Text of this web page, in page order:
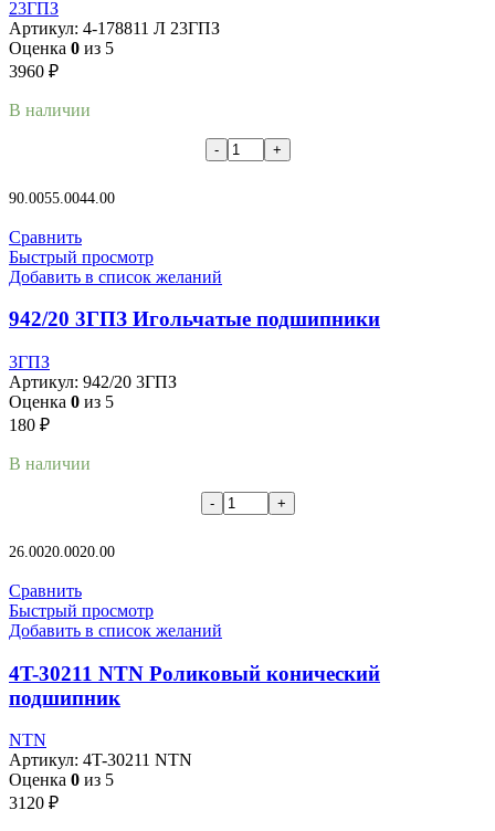
23ГПЗ
Артикул: 4-178811 Л 23ГПЗ
Оценка 0 из 5
3960 ₽
В наличии
90.0055.0044.00
Сравнить
Быстрый просмотр
Добавить в список желаний
942/20 3ГПЗ Игольчатые подшипники
3ГПЗ
Артикул: 942/20 3ГПЗ
Оценка 0 из 5
180 ₽
В наличии
26.0020.0020.00
Сравнить
Быстрый просмотр
Добавить в список желаний
4T-30211 NTN Роликовый конический
подшипник
NTN
Артикул: 4T-30211 NTN
Оценка 0 из 5
3120 ₽